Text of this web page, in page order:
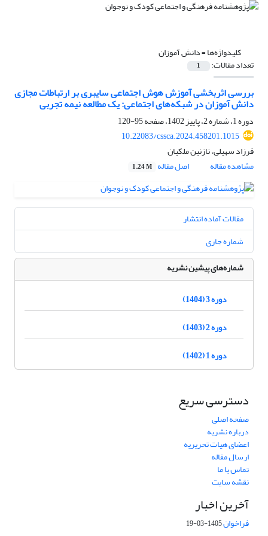
کلیدواژه‌ها =دانش آموزان
تعداد مقالات: 1
بررسی اثربخشی آموزش هوش اجتماعی سایبری بر ارتباطات مجازی
دانش آموزان در شبکه‌های اجتماعی: یک مطالعه نیمه تجربی
دوره 1، شماره 2، پاییز 1402، صفحه
95-120
10.22083/cssca.2024.458201.1015
فرزاد سهیلی، نازنین ملکیان
مشاهده مقاله
اصل مقاله 1.24 M
مقالات آماده انتشار
شماره جاری
شماره‌های پیشین نشریه
دوره 3 (1404)
دوره 2 (1403)
دوره 1 (1402)
دسترسی سریع
صفحه اصلی
درباره نشریه
اعضای هیات تحریریه
ارسال مقاله
تماس با ما
نقشه سایت
آخرین اخبار
فراخوان1405-03-19